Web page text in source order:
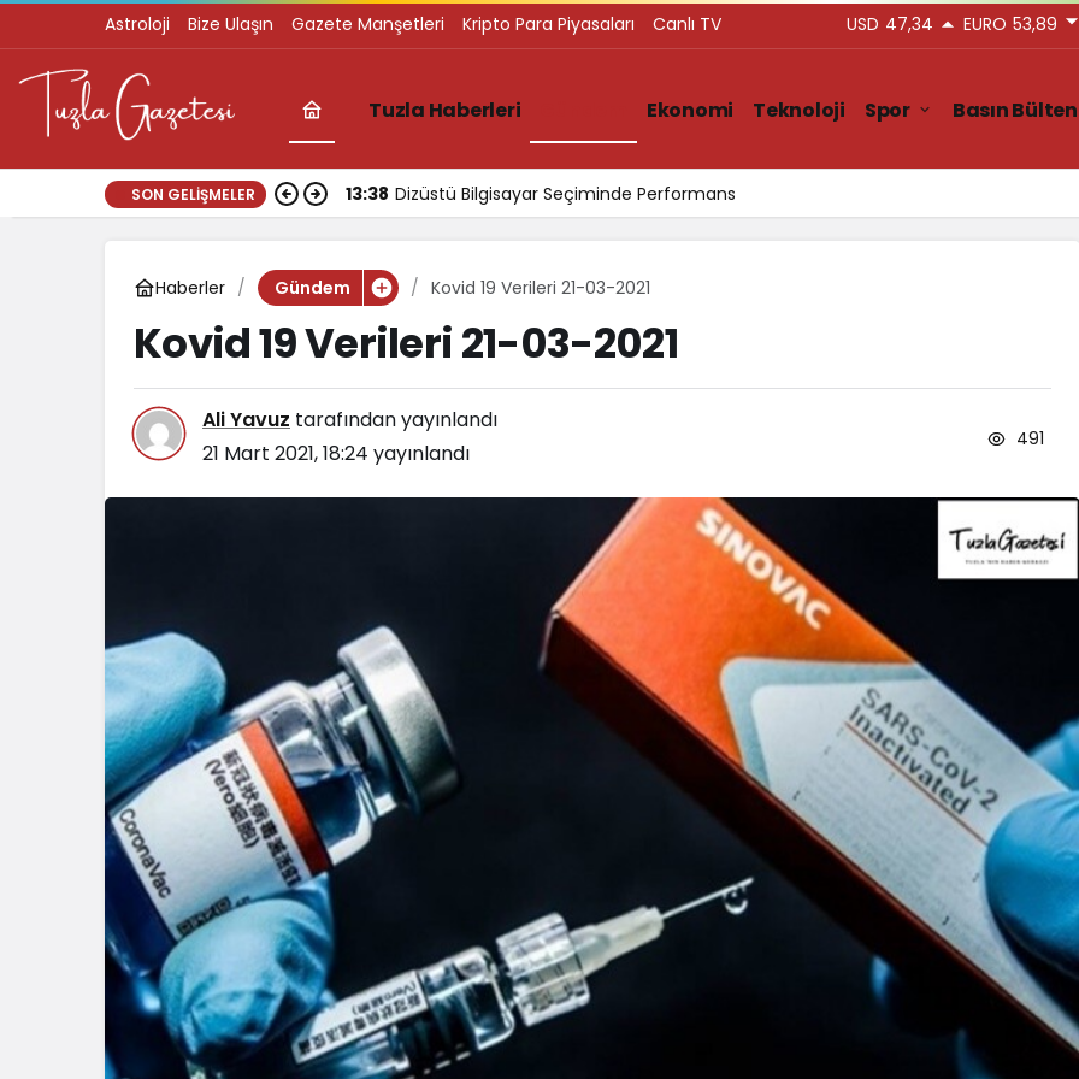
Astroloji Bize Ulaşın Gazete Manşetleri Kripto Para Piyasaları Canlı TV USD 47,34 EURO 53,89
Tuzla Haberleri Ekonomi Teknoloji Spor Basın
SON GELIŞMELER
Haberler Gündem Kovid 19 Verileri 21-03-2021
Kovid 19 Verileri 21-03-2021
Ali Yavuz tarafından yayınlandı
21 Mart 2021, 18:24 yayınlandı
491
Blog
Dizüstü Bilgisayar
Seçiminde Performans
Blog
İstanbul Anadolu Yakası
Temizlik Hizmetleri